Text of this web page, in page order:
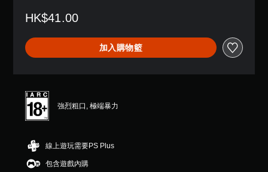
HK$41.00
加入購物籃
強烈粗口, 極端暴力
線上遊玩需要PS Plus
包含遊戲內購